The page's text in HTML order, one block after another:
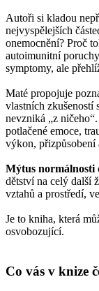
Autoři si kladou
nejvyspělejších
onemocnění? Proč
autoimunitní
symptomy, ale
Maté propojuje
vlastních zkušeností
nevzniká „z
potlačené emoce,
výkon, přizpůsobení
Mýtus normálnosti
dětství na celý další
vztahů a prostředí,
Je to kniha, která
osvobozující.
Co vás v knize